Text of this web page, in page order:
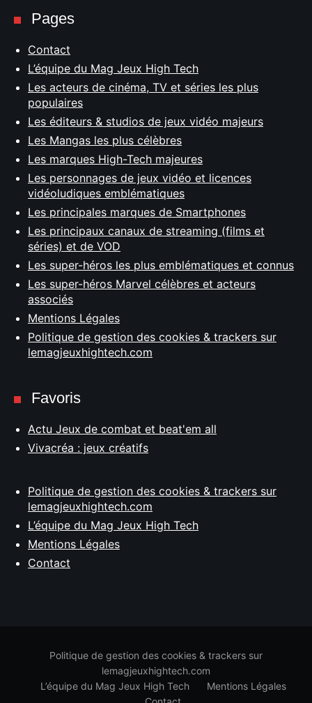
Pages
Contact
L’équipe du Mag Jeux High Tech
Les acteurs de cinéma, TV et séries les plus
populaires
Les éditeurs & studios de jeux vidéo majeurs
Les Mangas les plus célèbres
Les marques High-Tech majeures
Les personnages de jeux vidéo et licences
vidéoludiques emblématiques
Les principales marques de Smartphones
Les principaux canaux de streaming (films et
séries) et de VOD
Les super-héros les plus emblématiques et connus
Les super-héros Marvel célèbres et acteurs
associés
Mentions Légales
Politique de gestion des cookies & trackers sur
lemagjeuxhightech.com
Favoris
Actu Jeux de combat et beat'em all
Vivacréa : jeux créatifs
Politique de gestion des cookies & trackers sur
lemagjeuxhightech.com
L’équipe du Mag Jeux High Tech
Mentions Légales
Contact
Politique de gestion des cookies & trackers sur
lemagjeuxhightech.com
L’équipe du Mag Jeux High Tech
Mentions Légales